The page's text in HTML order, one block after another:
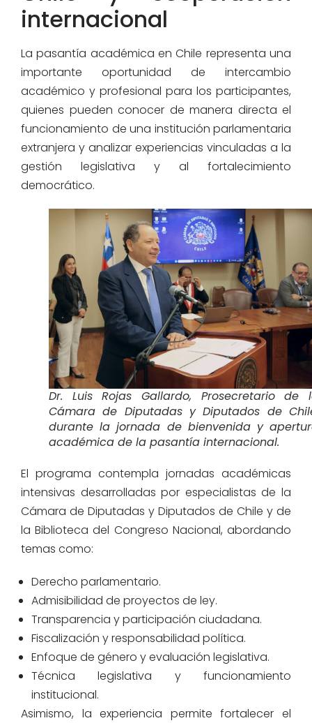
internacional
La pasantía académica en Chile representa una
importante oportunidad de intercambio
académico y profesional para los participantes,
quienes pueden conocer de manera directa el
funcionamiento de una institución parlamentaria
extranjera y analizar experiencias vinculadas a la
gestión legislativa y al fortalecimiento
democrático.
Dr. Luis Rojas Gallardo, Prosecretario de
Cámara de Diputadas y Diputados de
durante la jornada de bienvenida y
académica de la pasantía internacional.
El programa contempla jornadas académicas
intensivas desarrolladas por especialistas de la
Cámara de Diputadas y Diputados de Chile y de
la Biblioteca del Congreso Nacional, abordando
temas como:
Derecho parlamentario.
Admisibilidad de proyectos de ley.
Transparencia y participación ciudadana.
Fiscalización y responsabilidad política.
Enfoque de género y evaluación legislativa.
Técnica legislativa y funcionamiento
institucional.
Asimismo, la experiencia permite fortalecer el